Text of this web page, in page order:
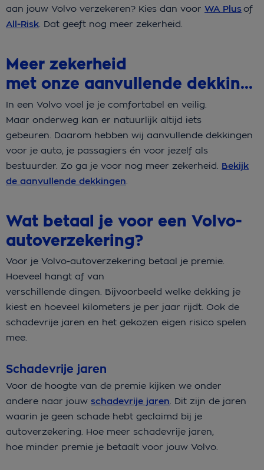
aan jouw Volvo verzekeren? Kies dan voor WA Plusof
All-Risk. Dat geeft nog meer zekerheid.
Meer zekerheid
met onze aanvullende dekkingen
In een Volvo voel je je comfortabel en veilig.
Maar onderweg kan er natuurlijk altijd iets
gebeuren. Daarom hebben wij aanvullende dekkingen
voor je auto, je passagiers én voor jezelf als
bestuurder. Zo ga je voor nog meer zekerheid. Bekijk
de aanvullende dekkingen
Wat betaal je voor een Volvo-
autoverzekering?
Voor je Volvo-autoverzekering betaal je premie.
Hoeveel hangt af van
verschillende dingen. Bijvoorbeeld welke dekking je
kiest en hoeveel kilometers je per jaar rijdt. Ook de
schadevrije jaren en het gekozen eigen risico spelen
mee.
Schadevrije jaren
Voor de hoogte van de premie kijken we onder
andere naar jouw schadevrije jaren. Dit zijn de jaren
waarin je geen schade hebt geclaimd bij je
autoverzekering. Hoe meer schadevrije jaren,
hoe minder premie je betaalt voor jouw Volvo.